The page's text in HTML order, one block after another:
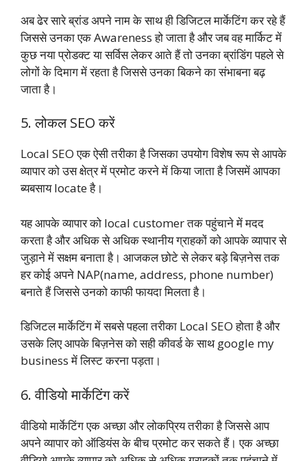
अब ढेर सारे ब्रांड अपने नाम के साथ ही डिजिटल मार्केटिंग कर रहे हैं
जिससे उनका एक Awareness हो जाता है और जब वह मार्किट में
कुछ नया प्रोडक्ट या सर्विस लेकर आते हैं तो उनका ब्रांडिंग पहले से
लोगों के दिमाग में रहता है जिससे उनका बिकने का संभाबना बढ़
जाता है।
5. लोकल SEO करें
Local SEO एक ऐसी तरीका है जिसका उपयोग विशेष रूप से आपके
व्यापार को उस क्षेत्र में प्रमोट करने में किया जाता है जिसमें आपका
ब्यबसाय locate है।
यह आपके व्यापार को local customer तक पहुंचाने में मदद
करता है और अधिक से अधिक स्थानीय ग्राहकों को आपके व्यापार से
जुड़ाने में सक्षम बनाता है। आजकल छोटे से लेकर बड़े बिज़नेस तक
हर कोई अपने NAP(name, address, phone number)
बनाते हैं जिससे उनको काफी फायदा मिलता है।
डिजिटल मार्केटिंग में सबसे पहला तरीका Local SEO होता है और
उसके लिए आपके बिज़नेस को सही कीवर्ड के साथ google my
business में लिस्ट करना पड़ता।
6. वीडियो मार्केटिंग करें
वीडियो मार्केटिंग एक अच्छा और लोकप्रिय तरीका है जिससे आप
अपने व्यापार को ऑडियंस के बीच प्रमोट कर सकते हैं। एक अच्छा